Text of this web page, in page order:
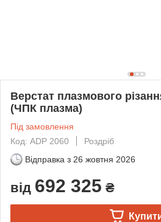
Верстат плазмового
(ЧПК плазма)
Під замовлення
Код: ADP 2060
Роздріб
Відправка з 26 жовтня 2026
від 692 325 ₴